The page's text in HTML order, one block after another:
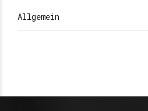
Allgemein